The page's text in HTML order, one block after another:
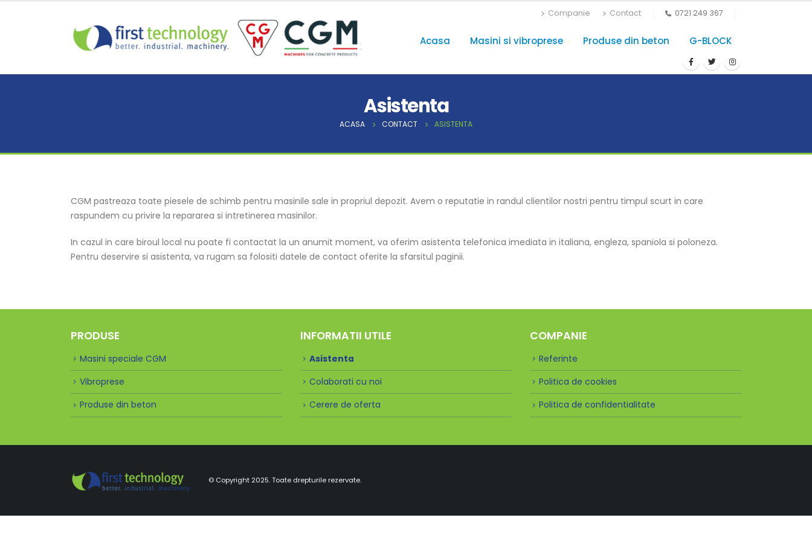
Companie Contact 0721 249 367
Acasa Masini si vibroprese Produse din beton G-BLOCK
Asistenta
ACASA CONTACT ASISTENTA
CGM pastreaza toate piesele de schimb pentru masinile sale in propriul depozit. Avem o reputatie in randul clientilor nostri pentru timpul scurt in care
raspundem cu privire la repararea si intretinerea masinilor.
In cazul in care biroul local nu poate fi contactat la un anumit moment, va oferim asistenta telefonica imediata in italiana, engleza, spaniola si poloneza.
Pentru deservire si asistenta, va rugam sa folositi datele de contact oferite la sfarsitul paginii.
PRODUSE
Masini speciale CGM
Vibroprese
Produse din beton
INFORMATII UTILE
Asistenta
Colaborati cu noi
Cerere de oferta
COMPANIE
Referinte
Politica de cookies
Politica de confidentialitate
© Copyright 2025. Toate drepturile rezervate.